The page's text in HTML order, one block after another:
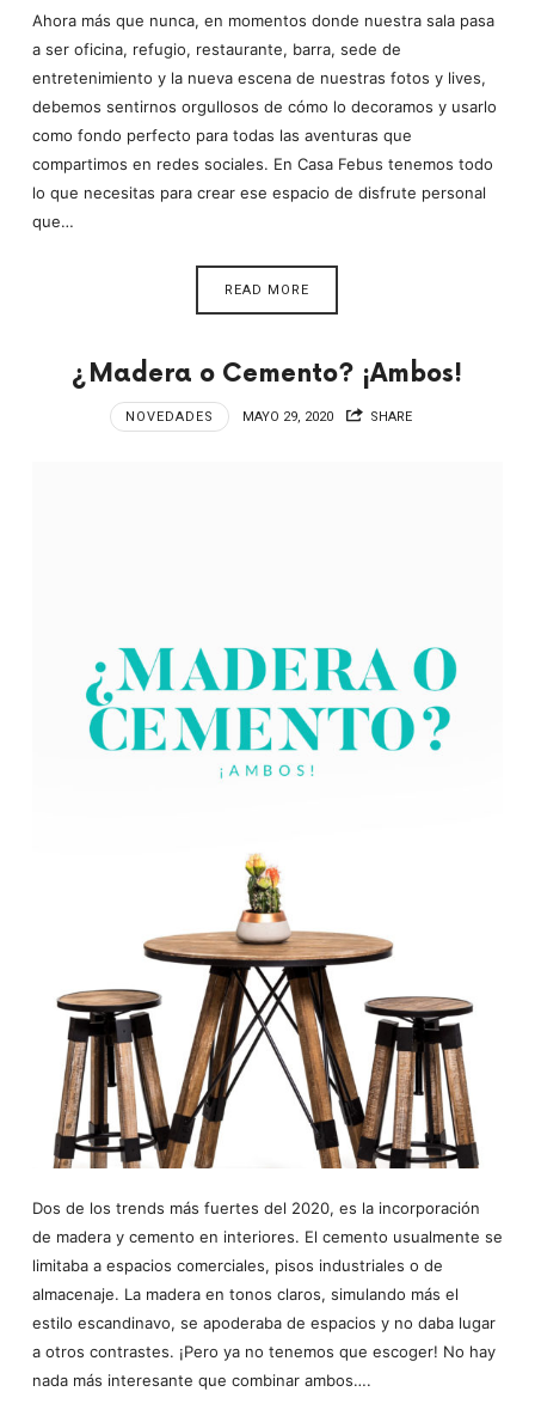
Ahora más que nunca, en momentos donde nuestra sala pasa
a ser oficina, refugio, restaurante, barra, sede de
entretenimiento y la nueva escena de nuestras fotos y lives,
debemos sentirnos orgullosos de cómo lo decoramos y usarlo
como fondo perfecto para todas las aventuras que
compartimos en redes sociales. En Casa Febus tenemos todo
lo que necesitas para crear ese espacio de disfrute personal
que…
READ MORE
¿Madera o Cemento? ¡Ambos!
NOVEDADES MAYO 29, 2020 SHARE
Dos de los trends más fuertes del 2020, es la incorporación
de madera y cemento en interiores. El cemento usualmente se
limitaba a espacios comerciales, pisos industriales o de
almacenaje. La madera en tonos claros, simulando más el
estilo escandinavo, se apoderaba de espacios y no daba lugar
a otros contrastes. ¡Pero ya no tenemos que escoger! No hay
nada más interesante que combinar ambos….